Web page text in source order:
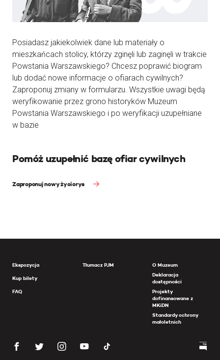
Posiadasz jakiekolwiek dane lub materiały o
mieszkańcach stolicy, którzy zginęli lub zaginęli w trakcie
Powstania Warszawskiego? Chcesz poprawić biogram
lub dodać nowe informacje o ofiarach cywilnych?
Zaproponuj zmiany w formularzu. Wszystkie uwagi będą
weryfikowanie przez grono historyków Muzeum
Powstania Warszawskiego i po weryfikacji uzupełniane
w bazie
Pomóż uzupełnić bazę ofiar cywilnych
Zaproponuj nowy życiorys
Ekspozycja
Kup bilety
FAQ
Tłumacz PJM
O Muzeum
Deklaracja
dostępności
Projekty
dofinansowane z
MKiDN
Standardy ochrony
małoletnich